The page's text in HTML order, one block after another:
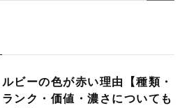
ルビーの色が赤い理由【種類・
ランク・価値・濃さについても